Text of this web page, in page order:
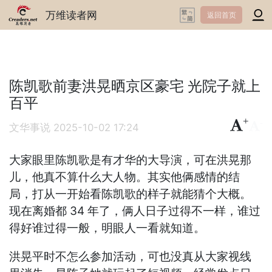
万维读者网 返回首页
陈凯歌前妻洪晃晒京区豪宅 光院子就上
百平
文华事说 2025-10-02 17:24
+
大家眼里陈凯歌是有才华的大导演，可在洪晃那
儿，他真不算什么大人物。其实他俩感情的结
局，打从一开始看陈凯歌的样子就能猜个大概。
现在离婚都 34 年了，俩人日子过得不一样，谁过
得好谁过得一般，明眼人一看就知道。
洪晃平时不怎么参加活动，可也没真从大家视线